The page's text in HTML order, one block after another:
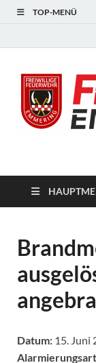
TOP-MENÜ
Datum: 15. Juni